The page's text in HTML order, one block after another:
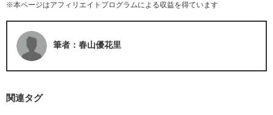
※本ページはアフィリエイトプログラムによる収益を得ています
筆者：春山優花里
関連タグ